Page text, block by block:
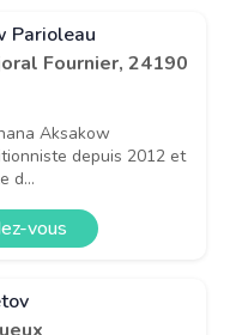
Parioleau
Fournier, 24190
Aksakow
depuis 2012 et
d...
vous